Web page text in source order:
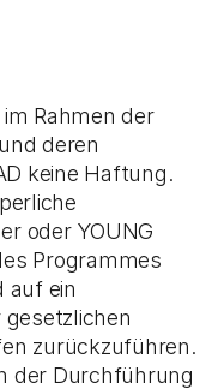
Rahmen der
deren
keine Haftung.
oder YOUNG
Programmes
auf ein
gesetzlichen
zurückzuführen.
der Durchführung